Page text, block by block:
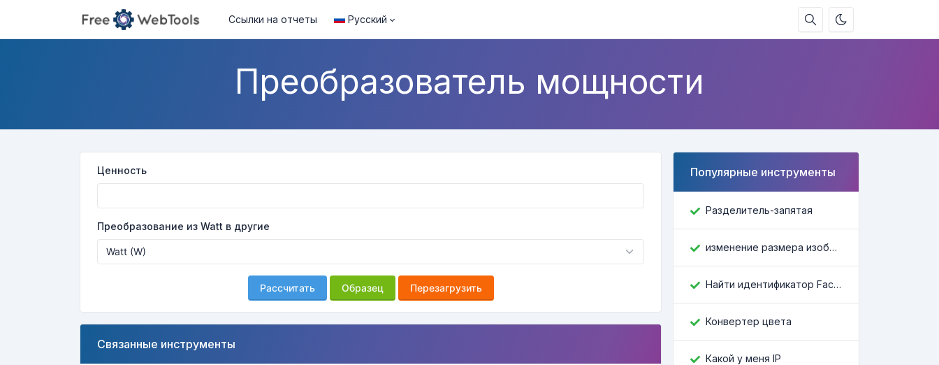
Ссылки на отчеты Русский
Преобразователь мощности
Ценность
Преобразование из Watt в другие
Рассчитать Образец Перезагрузить
Связанные инструменты
Популярные инструменты
Разделитель-запятая
изменение размера изображения
Найти идентификатор Facebook
Конвертер цвета
Какой у меня IP